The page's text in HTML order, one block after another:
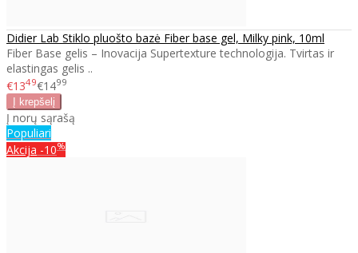
Didier Lab Stiklo pluošto bazė Fiber base gel, Milky pink, 10ml
Fiber Base gelis – Inovacija Supertexture technologija. Tvirtas ir
elastingas gelis ..
€1349€1499
Į norų sąrašą
Populiari
Akcija -10%